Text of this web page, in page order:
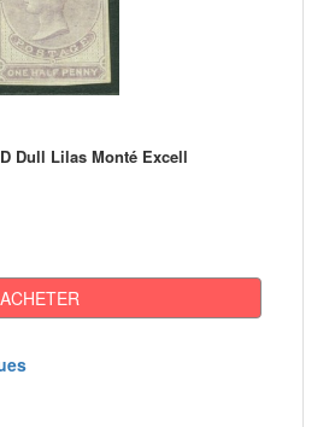
Dull Lilas Monté Excell
ACHETER